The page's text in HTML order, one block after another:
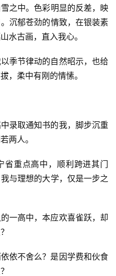
之中。色彩明显的反差，映
沉郁苍劲的情致，在银装素
水古画，直入我心。
季节律动的自然昭示，也给
，柔中有刚的情愫。
录取通知书的我，脚步沉重
两人。
省重点高中，顺利跨进其门
与理想的大学，仅是一步之
一高中，本应欢喜雀跃，却
依不舍么？是因学费和伙食